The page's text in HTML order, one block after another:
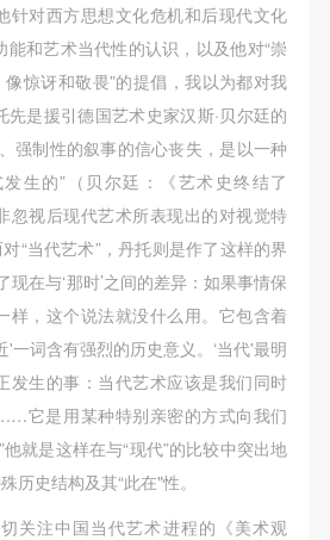
针对西方思想文化危机和后现代文化
和艺术当代性的认识，以及他对“崇
像惊讶和敬畏”的提倡，我以为都对我
是援引德国艺术史家汉斯·贝尔廷的
强制性的叙事的信心丧失，是以一种
生的”（贝尔廷：《艺术史终结了
忽视后现代艺术所表现出的对视觉特
“当代艺术”，丹托则是作了这样的界
现在与‘那时’之间的差异：如果事情保
样，这个说法就没什么用。它包含着
'一词含有强烈的历史意义。‘当代'最明
发生的事：当代艺术应该是我们同时
它是用某种特别亲密的方式向我们
他就是这样在与“现代”的比较中突出地
历史结构及其“此在"性。
关注中国当代艺术进程的《美术观